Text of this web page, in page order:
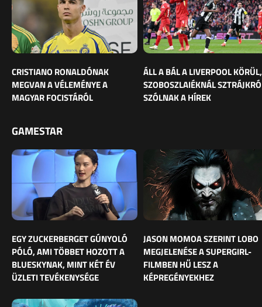
CRISTIANO RONALDÓNAK
MEGVAN A VÉLEMÉNYE A
MAGYAR FOCISTÁRÓL
ÁLL A BÁL A LIVERPOOL KÖRÜL,
SZOBOSZLAIÉKNÁL
SZÓLNAK A HÍREK
GAMESTAR
EGY ZUCKERBERGET GÚNYOLÓ
PÓLÓ, AMI TÖBBET HOZOTT A
BLUESKYNAK, MINT KÉT ÉV
ÜZLETI TEVÉKENYSÉGE
JASON MOMOA SZERINT LOBO
MEGJELENÉSE A SUPERGIRL-
FILMBEN HŰ LESZ A
KÉPREGÉNYEKHEZ